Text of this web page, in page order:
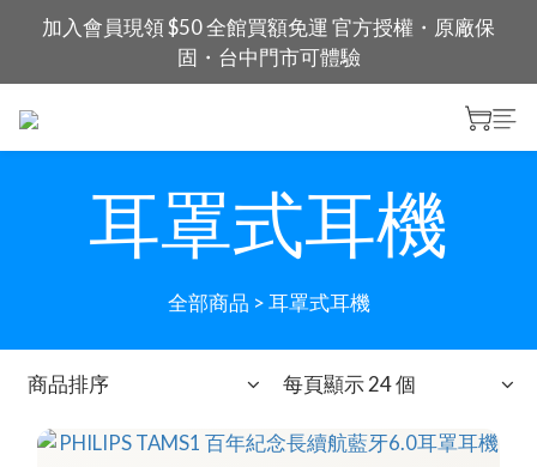
加入會員現領 $50 全館買額免運 官方授權・原廠保
固・台中門市可體驗
耳罩式耳機
全部商品 >耳罩式耳機
商品排序 每頁顯示 24 個